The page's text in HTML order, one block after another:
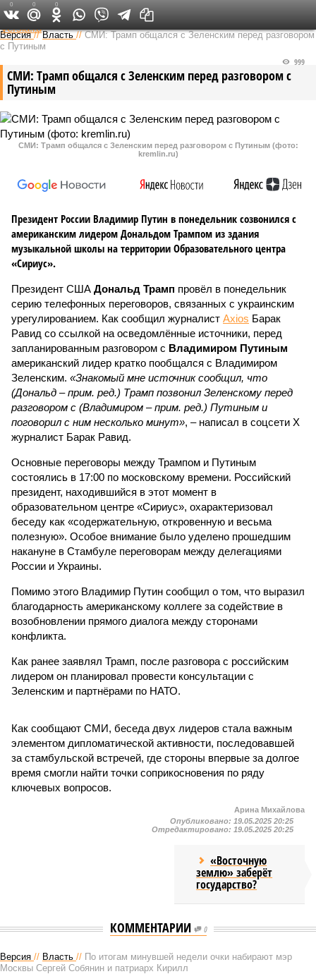
Федеральный выпуск
Версия //Власть //СМИ: Трамп общался с Зеленским перед разговором
с Путиным
СМИ: Трамп общался с Зеленским перед разговором с
Путиным
999
СМИ: Трамп общался с Зеленским перед разговором с Путиным (фото:
kremlin.ru)
Президент России Владимир Путин в понедельник созвонился с
американским лидером Дональдом Трампом из здания
музыкальной школы на территории Образовательного центра
«Сириус».
Президент США Дональд Трамп провёл в понедельник
серию телефонных переговоров, связанных с украинским
урегулированием. Как сообщил журналист Axios Барак
Равид со ссылкой на осведомлённые источники, перед
запланированным разговором с Владимиром Путиным
американский лидер кратко пообщался с Владимиром
Зеленским. «Знакомый мне источник сообщил, что
(Дональд – прим. ред.) Трамп позвонил Зеленскому перед
разговором с (Владимиром – прим. ред.) Путиным и
поговорил с ним несколько минут», – написал в соцсети X
журналист Барак Равид.
Основные переговоры между Трампом и Путиным
состоялись в 17:00 по московскому времени. Российский
президент, находившийся в этот момент в
образовательном центре «Сириус», охарактеризовал
беседу как «содержательную, откровенную и весьма
полезную». Особое внимание было уделено прошедшим
накануне в Стамбуле переговорам между делегациями
России и Украины.
Помимо этого Владимир Путин сообщил о том, что выразил
благодарность американскому коллеге за содействие в
возобновлении прямого диалога между сторонами
конфликта.
Как ранее заявлял Трамп, после разговора с российским
лидером он планировал провести консультации с
Зеленским и партнёрами по НАТО.
Как сообщают СМИ, беседа двух лидеров стала важным
элементом дипломатической активности, последовавшей
за стамбульской встречей, где стороны впервые за долгое
время смогли найти точки соприкосновения по ряду
ключевых вопросов.
0 0 0
Арина Михайлова
Опубликовано: 19.05.2025 20:25
Отредактировано: 19.05.2025 20:25
«Восточную
землю» заберёт
государство?
КОММЕНТАРИИ 0
Версия // Власть // По итогам минувшей недели очки набирают мэр
Москвы Сергей Собянин и патриарх Кирилл